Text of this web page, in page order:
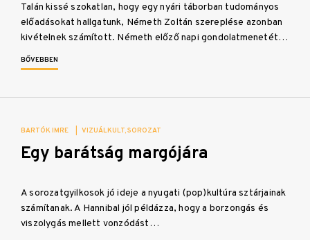
Talán kissé szokatlan, hogy egy nyári táborban tudományos
előadásokat hallgatunk, Németh Zoltán szereplése azonban
kivételnek számított. Németh előző napi gondolatmenetét…
BŐVEBBEN
BARTÓK IMRE VIZUÁLKULT SOROZAT
Egy barátság margójára
A sorozatgyilkosok jó ideje a nyugati (pop)kultúra sztárjainak
számítanak. A Hannibal jól példázza, hogy a borzongás és
viszolygás mellett vonzódást…